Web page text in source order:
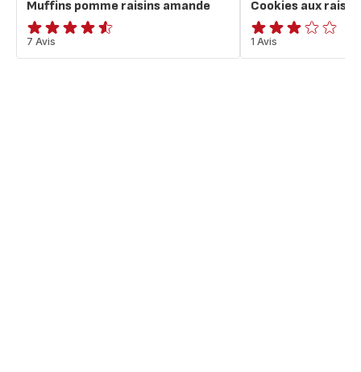
Muffins pomme raisins amande
ratings.4.5
7 Avis
Cookies aux
Avis
3
1 Avis